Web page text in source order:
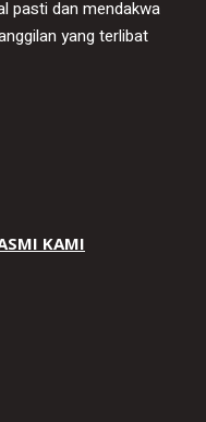
pasti dan mendakwa
yang terlibat
KAMI